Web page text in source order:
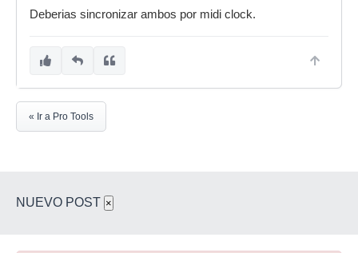
Deberias sincronizar ambos por midi clock.
« Ir a Pro Tools
NUEVO POST ×